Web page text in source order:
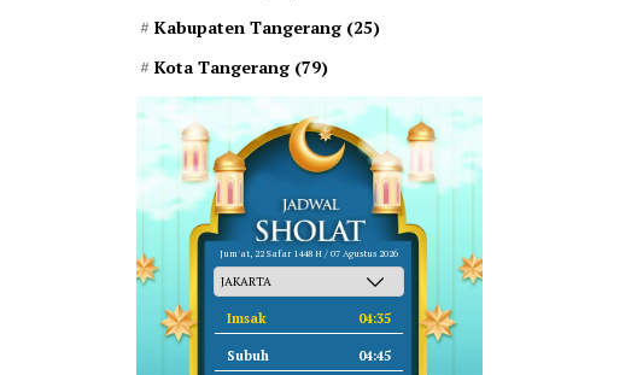
Kabupaten Tangerang (25)
Kota Tangerang (79)
Jum'at, 22 Safar 1448 H / 07 Agustus 2026
Imsak 04:35
Subuh 04:45